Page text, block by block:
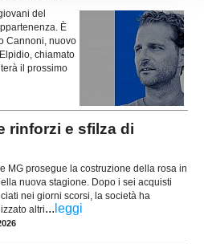
del
È
Cannoni, nuovo
chiamato
il prossimo
rinforzi e sfilza di
MG prosegue la costruzione della rosa in
nuova stagione. Dopo i sei acquisti
nei giorni scorsi, la società ha
altri... leggi